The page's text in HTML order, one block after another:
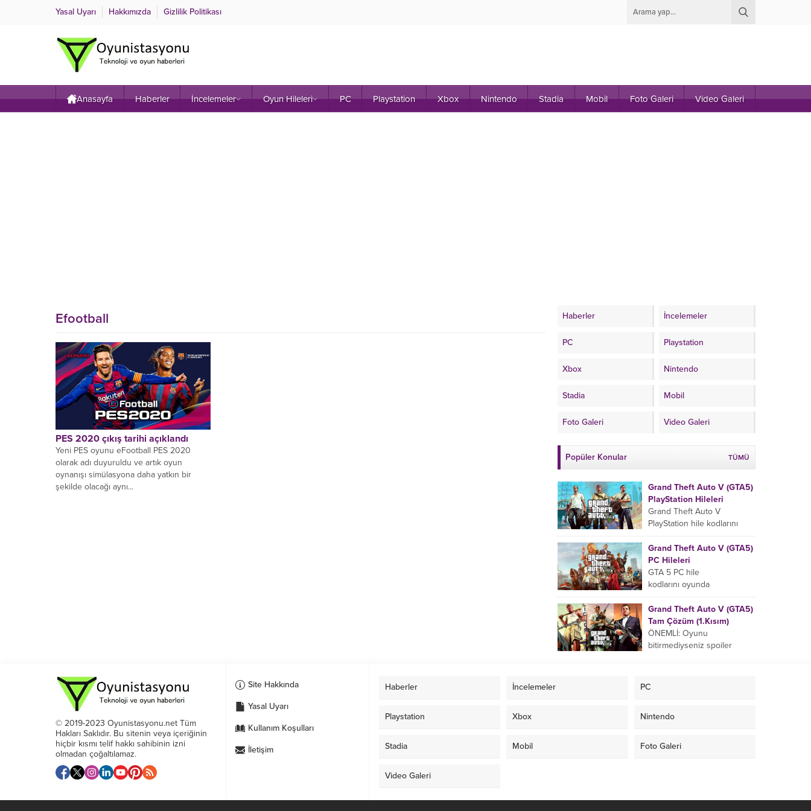
Yasal Uyarı Hakkımızda Gizlilik Politikası
Anasayfa Haberler İncelemeler Oyun Hileleri PC Playstation Xbox Nintendo Stadia Mobil Foto Galeri Video Galeri
Efootball
PES 2020 çıkış tarihi açıklandı
Yeni PES oyunu eFootball PES 2020
olarak adı duyuruldu ve artık oyun
oynanışı simülasyona daha yatkın bir
şekilde olacağı aynı...
Haberler İncelemeler
PC Playstation
Xbox Nintendo
Stadia Mobil
Foto Galeri Video Galeri
Popüler Konular TÜMÜ
Grand Theft Auto V (GTA5)
PlayStation Hileleri
Grand Theft Auto V
PlayStation hile kodlarını
oyun esnasında sıralamaya
uyarak gire bilirsiniz yada
pause ekranında da bu hile
kodlarını...
Grand Theft Auto V (GTA5)
PC Hileleri
GTA 5 PC hile
kodlarını oyunda
aktifleştirmek için aşağıdaki
hile kodlarını klavyenizdeki ,
veya tuşuna basarak açılan
bölüme girin....
Grand Theft Auto V (GTA5)
Tam Çözüm (1.Kısım)
ÖNEMLİ: Oyunu
bitirmediyseniz spoiler
geçin. HİKAYE Kuzey
suç ortaklarından...
© 2019-2023 Oyunistasyonu.net Tüm
Hakları Saklıdır. Bu sitenin veya içeriğinin
hiçbir kısmı telif hakkı sahibinin izni
olmadan çoğaltılamaz.
Site Hakkında
Yasal Uyarı
Kullanım Koşulları
İletişim
Haberler İncelemeler PC
Playstation Xbox Nintendo
Stadia Mobil Foto Galeri
Video Galeri